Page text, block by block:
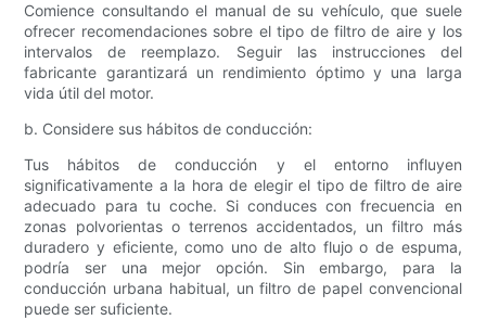
Comience consultando el manual de su vehículo, que suele
ofrecer recomendaciones sobre el tipo de filtro de aire y los
intervalos de reemplazo. Seguir las instrucciones del
fabricante garantizará un rendimiento óptimo y una larga
vida útil del motor.
b. Considere sus hábitos de conducción:
Tus hábitos de conducción y el entorno influyen
significativamente a la hora de elegir el tipo de filtro de aire
adecuado para tu coche. Si conduces con frecuencia en
zonas polvorientas o terrenos accidentados, un filtro más
duradero y eficiente, como uno de alto flujo o de espuma,
podría ser una mejor opción. Sin embargo, para la
conducción urbana habitual, un filtro de papel convencional
puede ser suficiente.